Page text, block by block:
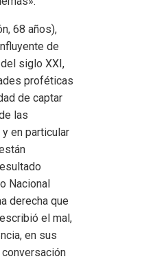
68 años),
de
siglo XXI,
proféticas
de captar
las
en particular
Nacional
derecha que
el mal,
en sus